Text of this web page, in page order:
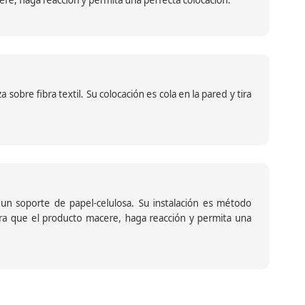
sobre fibra textil. Su colocación es cola en la pared y tira
soporte de papel-celulosa. Su instalación es método
que el producto macere, haga reacción y permita una